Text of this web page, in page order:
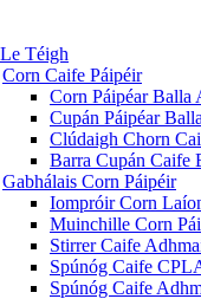
Téigh
Corn Caife Páipéir
Corn Páipéar Balla
Cupán Páipéar
Clúdaigh Chorn
Barra Cupán Caife
Gabhálais Corn Páipéir
Iompróir Corn
Muinchille Corn
Stirrer Caife
Spúnóg Caife
Spúnóg Caife